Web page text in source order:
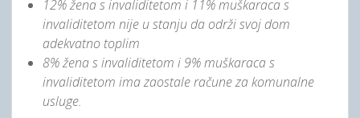
12% žena s invaliditetom i 11% muškaraca s
invaliditetom nije u stanju da održi svoj dom
adekvatno toplim
8% žena s invaliditetom i 9% muškaraca s
invaliditetom ima zaostale račune za komunalne
usluge.